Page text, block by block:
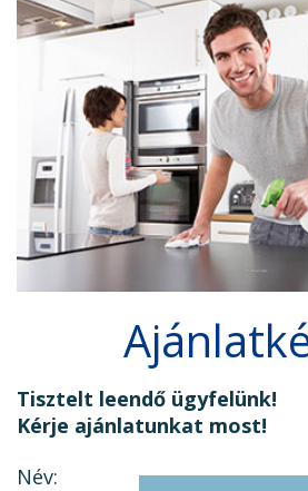
Tisztelt leendő ügyfelünk!
Kérje ajánlatunkat most!
Név: